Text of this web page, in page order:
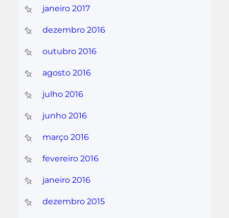
janeiro 2017
dezembro 2016
outubro 2016
agosto 2016
julho 2016
junho 2016
março 2016
fevereiro 2016
janeiro 2016
dezembro 2015